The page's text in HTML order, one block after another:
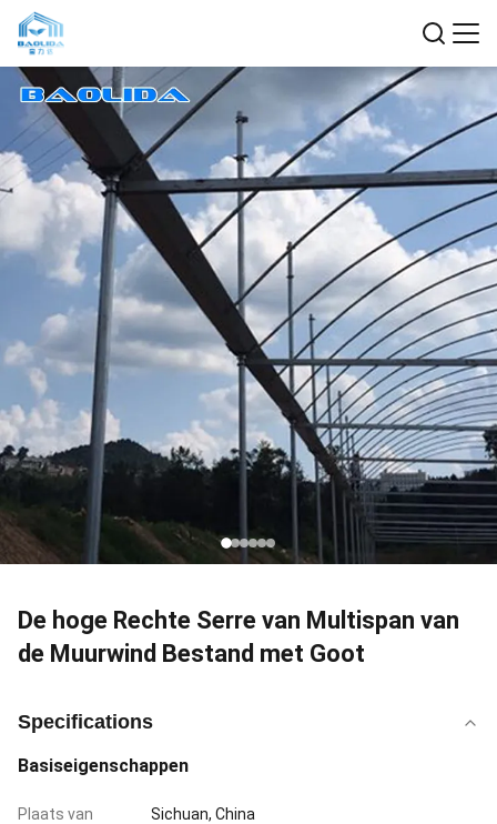
De hoge Rechte Serre van Multispan van
de Muurwind Bestand met Goot
Specifications
Basiseigenschappen
Plaats van
Sichuan, China